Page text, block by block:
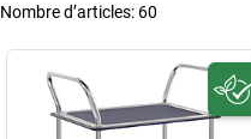
Nombre d’articles: 60